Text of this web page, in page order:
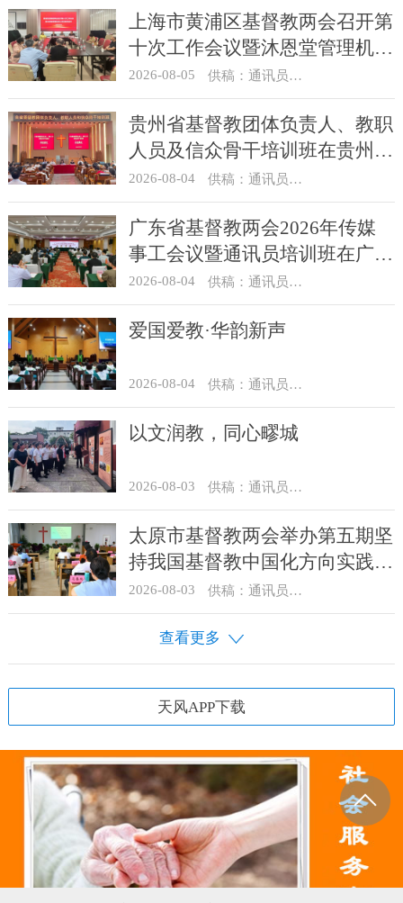
上海市黄浦区基督教两会召开第
十次工作会议暨沐恩堂管理机构
七月份联席会议
2026-08-05 供稿：通讯员 景健美
贵州省基督教团体负责人、教职
人员及信众骨干培训班在贵州圣
经学校举办
2026-08-04 供稿：通讯员 杨菁
广东省基督教两会2026年传媒
事工会议暨通讯员培训班在广州
举办
2026-08-04 供稿：通讯员 汪浩
爱国爱教·华韵新声
2026-08-04 供稿：通讯员 景健美
以文润教，同心疁城
2026-08-03 供稿：通讯员 景健美
太原市基督教两会举办第五期坚
持我国基督教中国化方向实践能
力专题培训
2026-08-03 供稿：通讯员 王建春 摄影：史爱梅
查看更多
天风APP下载